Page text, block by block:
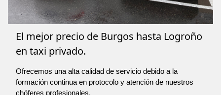
El mejor precio de Burgos hasta Logroño
en taxi privado.
Ofrecemos una alta calidad de servicio debido a la
formación continua en protocolo y atención de nuestros
chóferes profesionales.